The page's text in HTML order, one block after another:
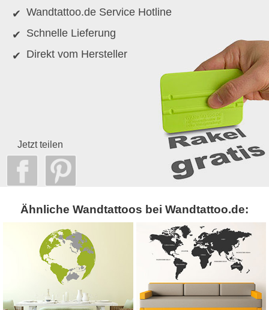
Wandtattoo.de Service Hotline
Schnelle Lieferung
Direkt vom Hersteller
Jetzt teilen
Ähnliche Wandtattoos bei Wandtattoo.de: